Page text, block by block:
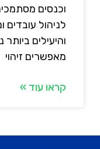
וכנסים
לניהול עובדים
והיעילים
מאפשרים זיהוי
קראו עוד »